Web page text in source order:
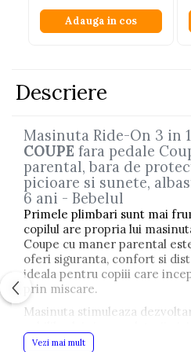
Adauga in cos
Descriere
Masinuta Ride-On 3 in 1
COUPE fara pedale
parental, bara de
picioare si sunete,
6 ani - Bebelul
Primele plimbari sunt mai
copilul are propria lui
Coupe cu maner parental
oferi siguranta, confort si
ideala pentru copiii care
prin miscare.
Masinuta stimuleaza
cu ajutorul acestora. In
Vezi mai mult